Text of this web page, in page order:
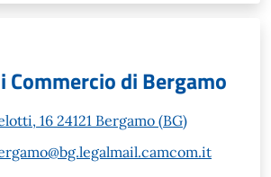
Commercio di Bergamo
16 24121 Bergamo (BG)